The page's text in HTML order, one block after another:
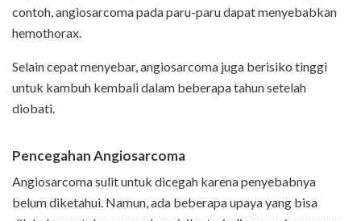
contoh, angiosarcoma pada paru-paru dapat menyebabkan
hemothorax.
Selain cepat menyebar, angiosarcoma juga berisiko tinggi
untuk kambuh kembali dalam beberapa tahun setelah
diobati.
Pencegahan Angiosarcoma
Angiosarcoma sulit untuk dicegah karena penyebabnya
belum diketahui. Namun, ada beberapa upaya yang bisa